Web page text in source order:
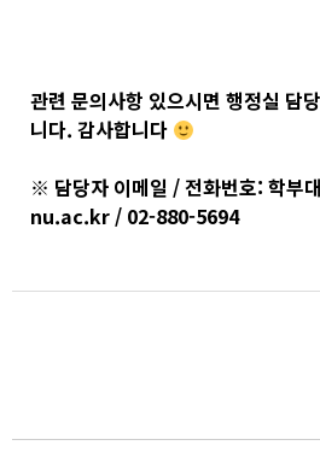
관련 문의사항 있으시면 행정실 담
니다. 감사합니다
※ 담당자 이메일 / 전화번호: 학부
nu.ac.kr / 02-880-5694